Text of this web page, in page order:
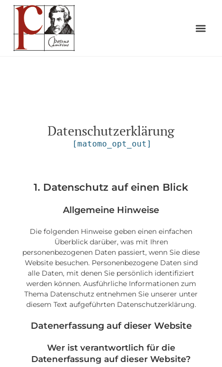
Datenschutzerklärung
[matomo_opt_out]
1. Datenschutz auf einen Blick
Allgemeine Hinweise
Die folgenden Hinweise geben einen einfachen
Überblick darüber, was mit Ihren
personenbezogenen Daten passiert, wenn Sie diese
Website besuchen. Personenbezogene Daten sind
alle Daten, mit denen Sie persönlich identifiziert
werden können. Ausführliche Informationen zum
Thema Datenschutz entnehmen Sie unserer unter
diesem Text aufgeführten Datenschutzerklärung.
Datenerfassung auf dieser Website
Wer ist verantwortlich für die
Datenerfassung auf dieser Website?